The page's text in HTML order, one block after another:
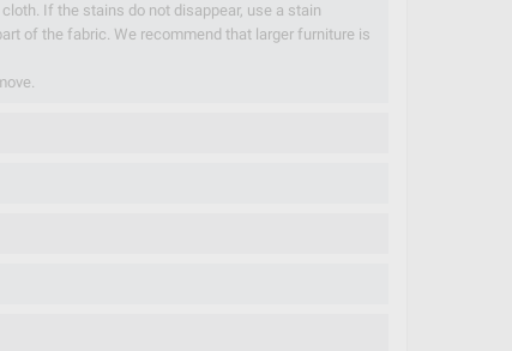
If the stains do not disappear, use a stain
of the fabric. We recommend that larger furniture is